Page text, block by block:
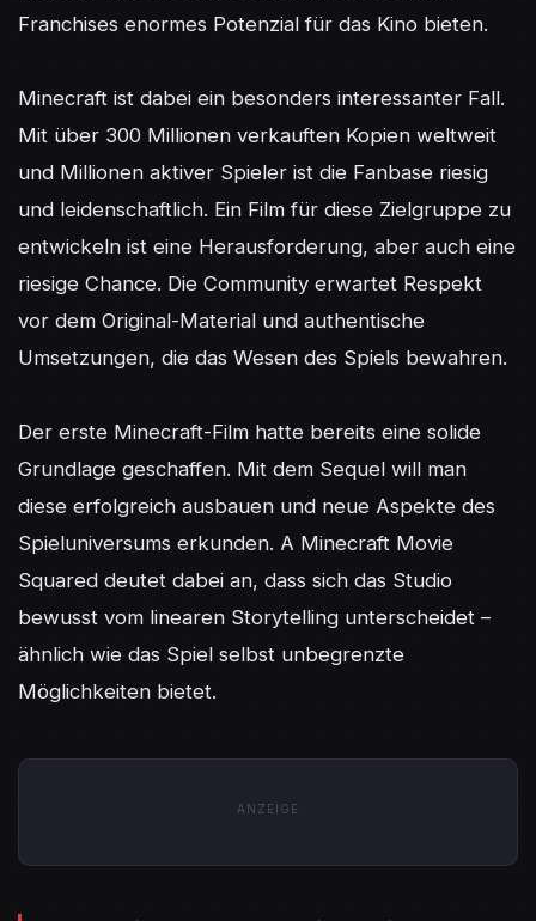
Franchises enormes Potenzial für das Kino bieten.
Minecraft ist dabei ein besonders interessanter Fall.
Mit über 300 Millionen verkauften Kopien weltweit
und Millionen aktiver Spieler ist die Fanbase riesig
und leidenschaftlich. Ein Film für diese Zielgruppe zu
entwickeln ist eine Herausforderung, aber auch eine
riesige Chance. Die Community erwartet Respekt
vor dem Original-Material und authentische
Umsetzungen, die das Wesen des Spiels bewahren.
Der erste Minecraft-Film hatte bereits eine solide
Grundlage geschaffen. Mit dem Sequel will man
diese erfolgreich ausbauen und neue Aspekte des
Spieluniversums erkunden. A Minecraft Movie
Squared deutet dabei an, dass sich das Studio
bewusst vom linearen Storytelling unterscheidet –
ähnlich wie das Spiel selbst unbegrenzte
Möglichkeiten bietet.
ANZEIGE